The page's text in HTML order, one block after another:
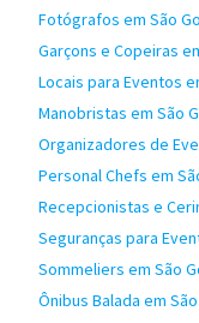
Fotógrafos em São
Garçons e Copeiras
Locais para Eventos
Manobristas em São
Organizadores de
Personal Chefs em
Recepcionistas e
Seguranças para
Sommeliers em São
Ônibus Balada em